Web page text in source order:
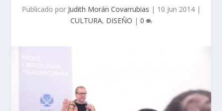
Publicado por Judith Morán Covarrubias | 10 Jun 2014|
CULTURA, DISEÑO | 0